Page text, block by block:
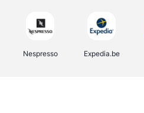
Nespresso Expedia.be